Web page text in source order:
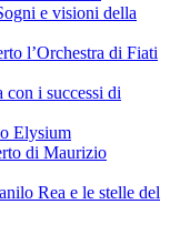
e visioni della
l’Orchestra di Fiati
i successi di
Elysium
di Maurizio
Rea e le stelle del